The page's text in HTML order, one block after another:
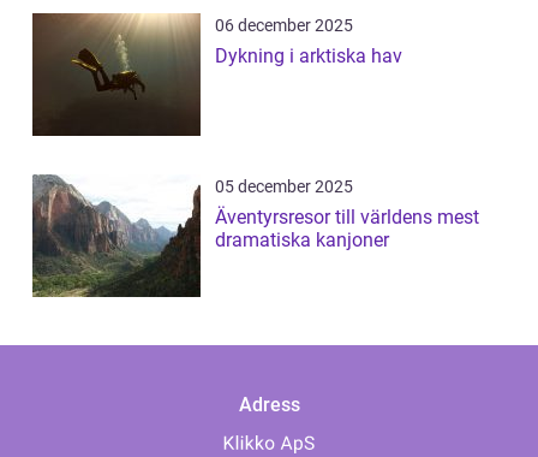
06 december 2025
Dykning i arktiska hav
05 december 2025
Äventyrsresor till världens mest
dramatiska kanjoner
Adress